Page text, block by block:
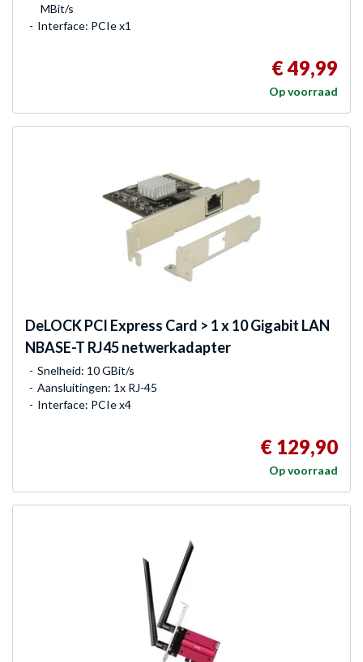
MBit/s
Interface: PCIe x1
€ 49,99
Op voorraad
DeLOCKPCI Express Card > 1 x 10 Gigabit LAN
NBASE-T RJ45 netwerkadapter
Snelheid: 10 GBit/s
Aansluitingen: 1x RJ-45
Interface: PCIe x4
€ 129,90
Op voorraad